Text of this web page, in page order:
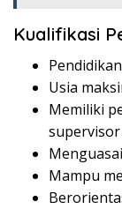
Kualifikasi
Usia
Memiliki
Mampu